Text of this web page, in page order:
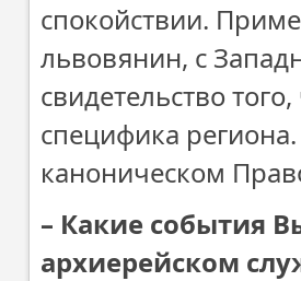
спокойствии.
львовянин, с
свидетельство
специфика
каноническом
– Какие события
архиерейском